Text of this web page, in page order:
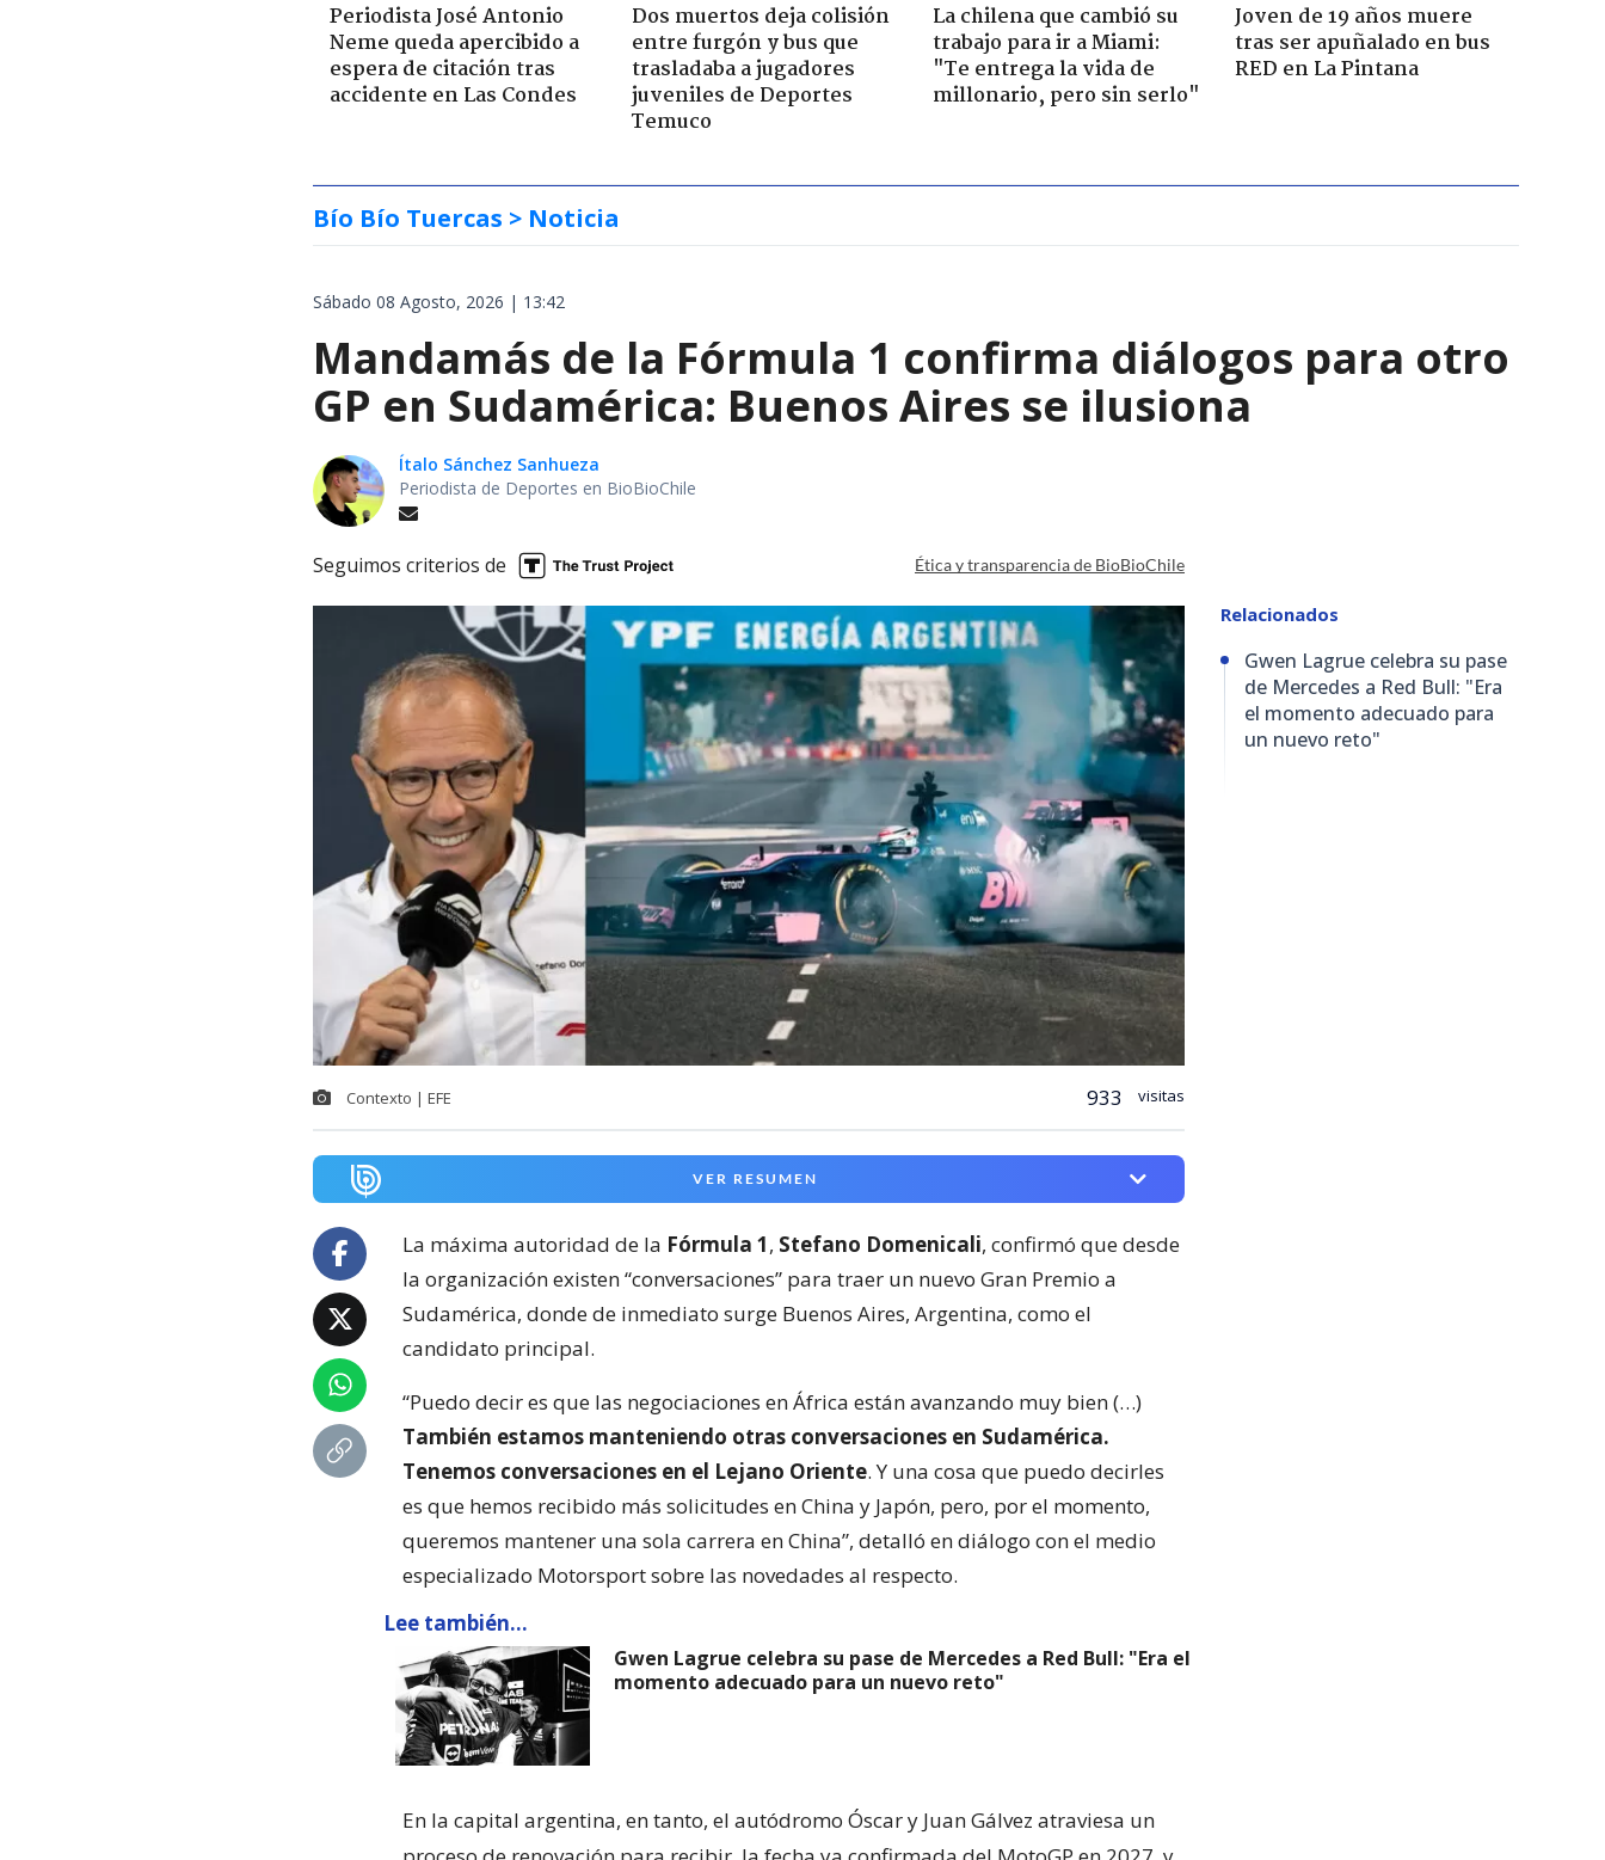
Periodista José Antonio
Neme queda apercibido a
espera de citación tras
accidente en Las Condes
Dos muertos deja colisión
entre furgón y bus que
trasladaba a jugadores
juveniles de Deportes
Temuco
La chilena que cambió su
trabajo para ir a Miami:
"Te entrega la vida de
millonario, pero sin serlo"
Joven de 19 años muere
tras ser apuñalado en bus
RED en La Pintana
Bío Bío Tuercas > Noticia
Sábado 08 Agosto, 2026 | 13:42
Mandamás de la Fórmula 1 confirma diálogos para otro
GP en Sudamérica: Buenos Aires se ilusiona
Ítalo Sánchez Sanhueza
Periodista de Deportes en BioBioChile
Seguimos criterios de Ética y transparencia de BioBioChile
Contexto | EFE 933 visitas
VER RESUMEN
La máxima autoridad de la Fórmula 1, Stefano Domenicali, confirmó que desde
la organización existen “conversaciones” para traer un nuevo Gran Premio a
Sudamérica, donde de inmediato surge Buenos Aires, Argentina, como el
candidato principal.
“Puedo decir es que las negociaciones en África están avanzando muy bien (…)
También estamos manteniendo otras conversaciones en Sudamérica.
Tenemos conversaciones en el Lejano Oriente. Y una cosa que puedo decirles
es que hemos recibido más solicitudes en China y Japón, pero, por el momento,
queremos mantener una sola carrera en China”, detalló en diálogo con el medio
especializado Motorsport sobre las novedades al respecto.
Lee también...
Gwen Lagrue celebra su pase de Mercedes a Red Bull: "Era el
momento adecuado para un nuevo reto"
En la capital argentina, en tanto, el autódromo Óscar y Juan Gálvez atraviesa un
Relacionados
Gwen Lagrue celebra su pase
de Mercedes a Red Bull: "Era
el momento adecuado para
un nuevo reto"